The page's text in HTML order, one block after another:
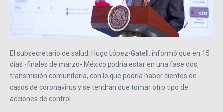
El subsecretario de salud, Hugo López-Gatell, informó que en 15
días -finales de marzo- México podría estar en una fase dos,
transmisión comunitaria, con lo que podría haber cientos de
casos de coronavirus y se tendrán que tomar otro tipo de
acciones de control.